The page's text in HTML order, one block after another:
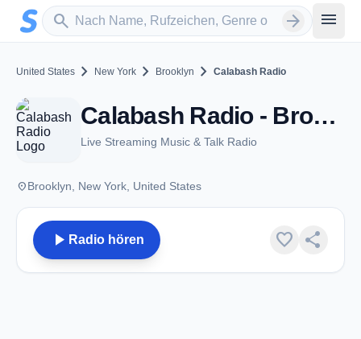
Zum Hauptinhalt springen
search
Sender suchen arrow_forward menu
United States chevron_right New York chevron_right Brooklyn chevron_right Calabash Radio
Calabash Radio - Brooklyn, NY
Live Streaming Music & Talk Radio
placeBrooklyn, New York, United States
play_arrow Radio hören favorite share